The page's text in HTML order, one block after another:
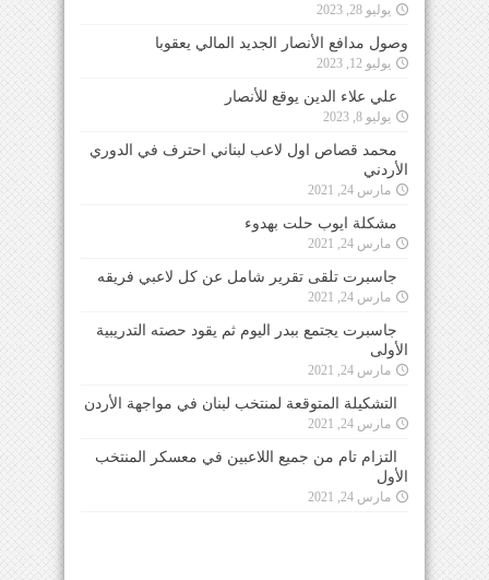
يوليو 28, 2023
وصول مدافع الأنصار الجديد المالي يعقوبا
يوليو 12, 2023
علي علاء الدين يوقع للأنصار
يوليو 8, 2023
محمد قصاص اول لاعب لبناني احترف في الدوري
الأردني
مارس 24, 2021
مشكلة ايوب حلت بهدوء
مارس 24, 2021
جاسبرت تلقى تقرير شامل عن كل لاعبي فريقه
مارس 24, 2021
جاسبرت يجتمع ببدر اليوم ثم يقود حصته التدريبية
الأولى
مارس 24, 2021
التشكيلة المتوقعة لمنتخب لبنان في مواجهة الأردن
مارس 24, 2021
التزام تام من جميع اللاعبين في معسكر المنتخب
الأول
مارس 24, 2021